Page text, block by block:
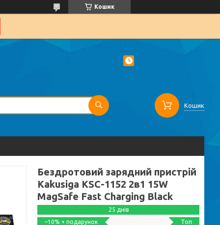
Кошик
Кошик
Бездротовий зарядний пристрій
Kakusiga KSC-1152 2в1 15W
MagSafe Fast Charging Black
Топ
25 днів
–10%